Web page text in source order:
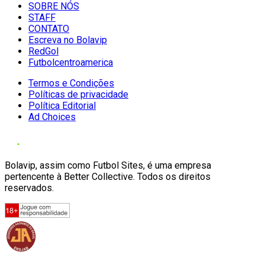
SOBRE NÓS
STAFF
CONTATO
Escreva no Bolavip
RedGol
Futbolcentroamerica
Termos e Condições
Políticas de privacidade
Política Editorial
Ad Choices
Bolavip, assim como Futbol Sites, é uma empresa
pertencente à Better Collective. Todos os direitos
reservados.